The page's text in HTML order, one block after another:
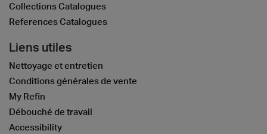
Collections Catalogues
References Catalogues
Liens utiles
Nettoyage et entretien
Conditions générales de vente
My Refin
Débouché de travail
Accessibility